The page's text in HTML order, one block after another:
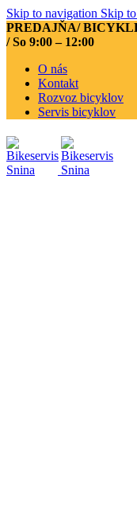
Skip to navigation Skip
PREDAJŇA/
/ So 9:00 – 12:00
O nás
Kontakt
Rozvoz bicyklov
Servis bicyklov